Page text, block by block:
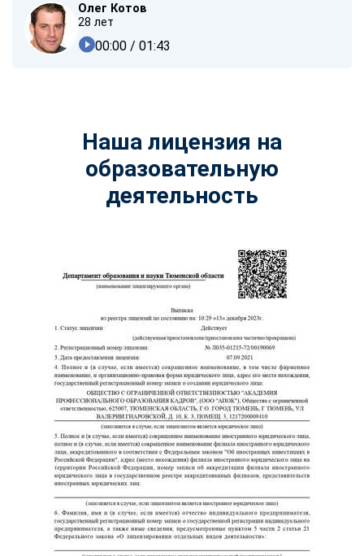
Олег Котов
28 лет
00:00 / 01:43
Наша лицензия на
образовательную
деятельность